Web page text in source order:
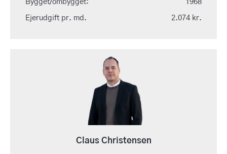
Bygget/ombygget: 1968
Ejerudgift pr. md. 2.074 kr.
Claus Christensen